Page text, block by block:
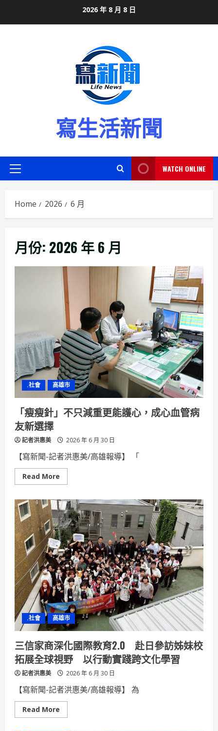
2026 年 8 月 8 日
寫生活新聞
Primary
WATCH ONLINE
Home 2026 6 月
月份: 2026 年 6 月
.社會 高雄市
「瘦瘦針」不只減重更能護心，成心血管病
友新選擇
記者洪惠美 2026 年 6 月 30 日
【寫新聞-記者洪惠美/高雄報導】 「
Read More
more
瘦
針」
不
只
減
重
更
能
護
心，
成
心
血
管
病
友
新
選
擇
.社會 高雄市
三信家商深化國際教育2.0 赴日參訪姊妹校
拓展全球視野 以行動實踐跨文化學習
記者洪惠美 2026 年 6 月 30 日
【寫新聞-記者洪惠美/高雄報導】 為
Read More
more